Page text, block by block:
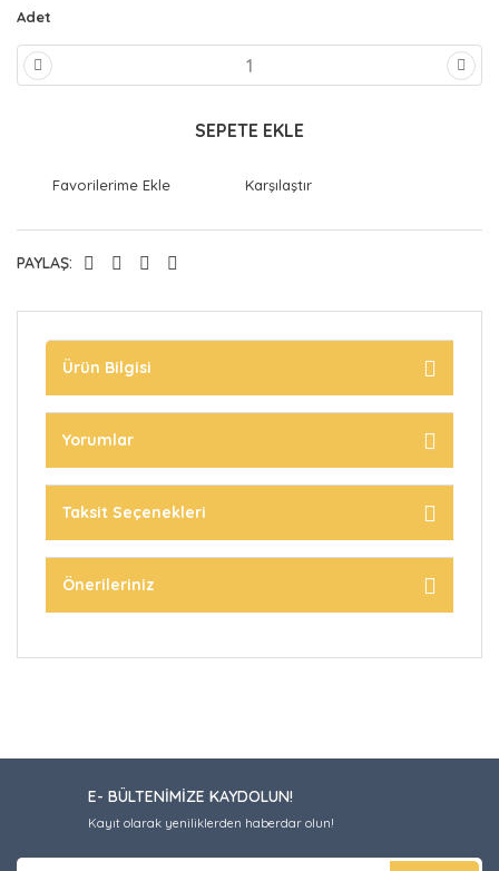
Adet
SEPETE EKLE
Karşılaştır
PAYLAŞ:
Ürün Bilgisi
Yorumlar
Taksit Seçenekleri
Önerileriniz
E- BÜLTENİMİZE KAYDOLUN!
Kayıt olarak yeniliklerden haberdar olun!